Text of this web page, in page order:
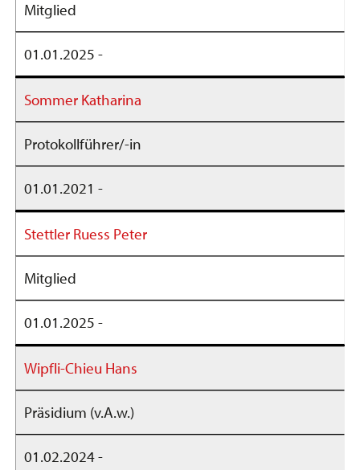
Mitglied
01.01.2025 -
Sommer Katharina
Protokollführer/-in
01.01.2021 -
Stettler Ruess Peter
Mitglied
01.01.2025 -
Wipfli-Chieu Hans
Präsidium (v.A.w.)
01.02.2024 -